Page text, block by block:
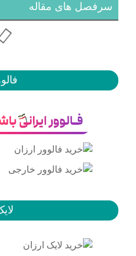
سرفصل های مقاله